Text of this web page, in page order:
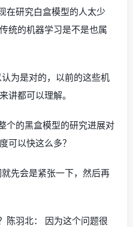
在研究白盒模型的人太少
统的机器学习是不是也属
为是对的，以前的这些机
讲都可以理解。
个的黑盒模型的研究进展对
可以快这么多？
先会是紧张一下，然后再
陈羽北： 因为这个问题很